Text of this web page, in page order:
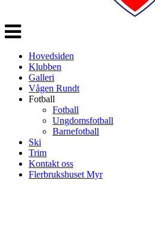
Veksle
navigasjon
Hovedsiden
Klubben
Galleri
Vågen Rundt
Fotball
Fotball
Ungdomsfotball
Barnefotball
Ski
Trim
Kontakt oss
Flerbrukshuset Myr